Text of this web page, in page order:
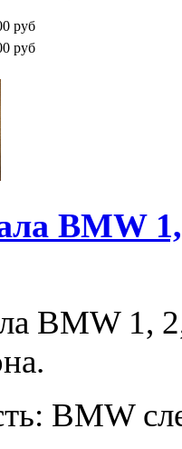
руб
руб
BMW
BMW 1,
BMW